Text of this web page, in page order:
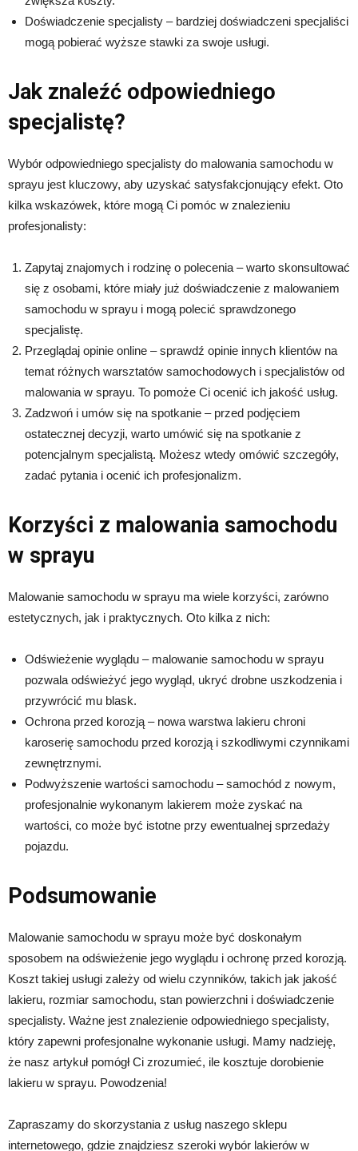
Doświadczenie specjalisty – bardziej doświadczeni specjaliści
mogą pobierać wyższe stawki za swoje usługi.
Jak znaleźć odpowiedniego
specjalistę?
Wybór odpowiedniego specjalisty do malowania samochodu w
sprayu jest kluczowy, aby uzyskać satysfakcjonujący efekt. Oto
kilka wskazówek, które mogą Ci pomóc w znalezieniu
profesjonalisty:
Zapytaj znajomych i rodzinę o polecenia – warto skonsultować
się z osobami, które miały już doświadczenie z malowaniem
samochodu w sprayu i mogą polecić sprawdzonego
specjalistę.
Przeglądaj opinie online – sprawdź opinie innych klientów na
temat różnych warsztatów samochodowych i specjalistów od
malowania w sprayu. To pomoże Ci ocenić ich jakość usług.
Zadzwoń i umów się na spotkanie – przed podjęciem
ostatecznej decyzji, warto umówić się na spotkanie z
potencjalnym specjalistą. Możesz wtedy omówić szczegóły,
zadać pytania i ocenić ich profesjonalizm.
Korzyści z malowania samochodu
w sprayu
Malowanie samochodu w sprayu ma wiele korzyści, zarówno
estetycznych, jak i praktycznych. Oto kilka z nich:
Odświeżenie wyglądu – malowanie samochodu w sprayu
pozwala odświeżyć jego wygląd, ukryć drobne uszkodzenia i
przywrócić mu blask.
Ochrona przed korozją – nowa warstwa lakieru chroni
karoserię samochodu przed korozją i szkodliwymi czynnikami
zewnętrznymi.
Podwyższenie wartości samochodu – samochód z nowym,
profesjonalnie wykonanym lakierem może zyskać na
wartości, co może być istotne przy ewentualnej sprzedaży
pojazdu.
Podsumowanie
Malowanie samochodu w sprayu może być doskonałym
sposobem na odświeżenie jego wyglądu i ochronę przed korozją.
Koszt takiej usługi zależy od wielu czynników, takich jak jakość
lakieru, rozmiar samochodu, stan powierzchni i doświadczenie
specjalisty. Ważne jest znalezienie odpowiedniego specjalisty,
który zapewni profesjonalne wykonanie usługi. Mamy nadzieję,
że nasz artykuł pomógł Ci zrozumieć, ile kosztuje dorobienie
lakieru w sprayu. Powodzenia!
Zapraszamy do skorzystania z usług naszego sklepu
internetowego, gdzie znajdziesz szeroki wybór lakierów w